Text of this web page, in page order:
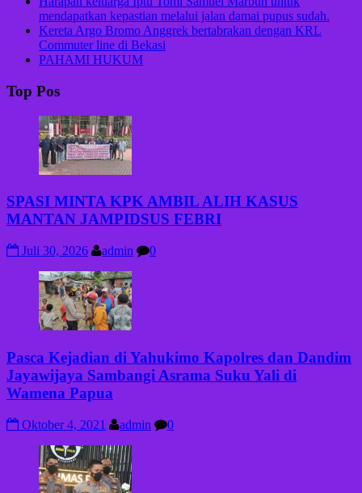
mendapatkan kepastian melalui jalan damai pupus sudah.
Kereta Argo Bromo Anggrek bertabrakan dengan KRL
Commuter line di Bekasi
PAHAMI HUKUM
Top Pos
SPASI MINTA KPK AMBIL ALIH KASUS
MANTAN JAMPIDSUS FEBRI
Juli 30, 2026 admin 0
Pasca Kejadian di Yahukimo Kapolres dan Dandim
Jayawijaya Sambangi Asrama Suku Yali di
Wamena Papua
Oktober 4, 2021 admin 0